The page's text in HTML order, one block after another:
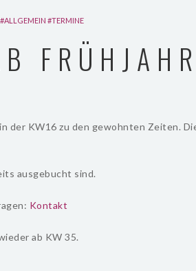
ALLGEMEIN TERMINE
der KW16 zu den gewohnten Zeiten.
ausgebucht sind.
Kontakt
ab KW 35.